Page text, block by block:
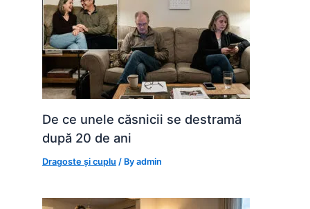
De ce unele căsnicii se destramă
după 20 de ani
Dragoste și cuplu / Byadmin